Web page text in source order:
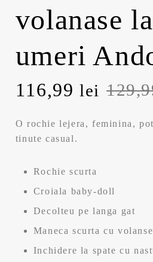
volanase la
umeri
P
r
e
u
116,99lei
P
r
e
u
c
O rochie lejera, feminina,
tinute casual.
Rochie scurta
Croiala baby-doll
Decolteu pe langa gat
Maneca scurta cu volanse
Inchidere la spate cu